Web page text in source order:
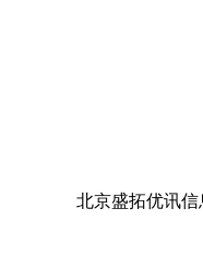
北京盛拓优讯